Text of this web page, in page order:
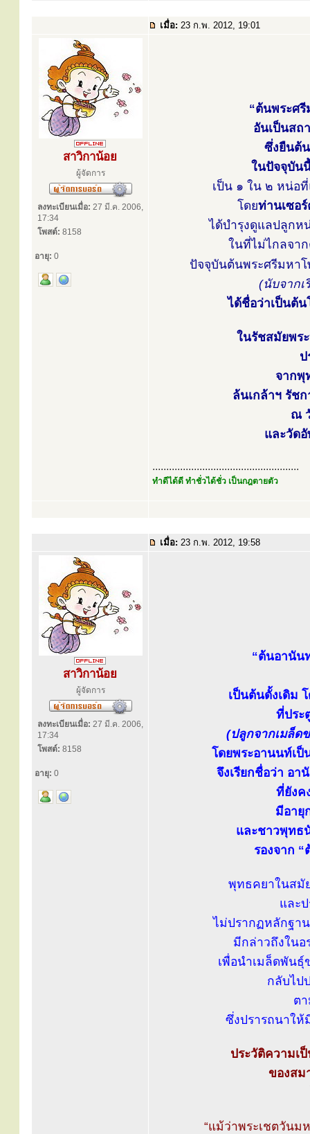
เมื่อ: 23 ก.พ. 2012, 19:01
สาวิกาน้อย
ผู้จัดการ
ลงทะเบียนเมื่อ: 27 มี.ค. 2006,
17:34
โพสต์: 8158
อายุ: 0
“ต้นพระศ
อันเป็นสถ
ซึ่งยืนต้
ในปัจจุบัน
เป็น ๑ ใน ๒ หน่อ
โดยท่านเซอ
ได้บำรุงดูแลปลูกห
ในที่ไม่ไกลจา
ปัจจุบันต้นพระศรีมหา
(นับจาก
ได้ชื่อว่าเป็นต้
ในรัชสมัยพร
ป
จากพุ
ล้นเกล้าฯ รัช
ณ
และวัด
.....................................................
ทำดีได้ดี ทำชั่วได้ชั่ว เป็นกฎตายตัว
เมื่อ: 23 ก.พ. 2012, 19:58
สาวิกาน้อย
ผู้จัดการ
ลงทะเบียนเมื่อ: 27 มี.ค. 2006,
17:34
โพสต์: 8158
อายุ: 0
“ต้นอานัน
เป็นต้นดั้งเดิม
ที่ประ
(ปลูกจากเมล็ด
โดยพระอานนท์เ
จึงเรียกชื่อว่า อ
ที่ยังค
มีอายุ
และชาวพุทธ
รองจาก
พุทธคยาในสมั
และ
ไม่ปรากฏหลักฐา
มีกล่าวถึงในอ
เพื่อนำเมล็ดพันธุ์
กลับไป
ต
ซึ่งปรารถนาให้
ประวัติความเ
ของสม
“แม้ว่าพระเชตวันม